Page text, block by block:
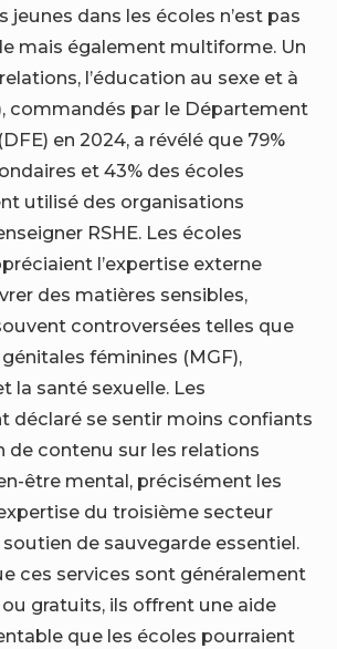
jeunes dans les écoles n’est pas
mais également multiforme. Un
l’éducation au sexe et à
commandés par le Département
en 2024, a révélé que 79%
et 43% des écoles
utilisé des organisations
RSHE. Les écoles
l’expertise externe
des matières sensibles,
controversées telles que
féminines (MGF),
la santé sexuelle. Les
déclaré se sentir moins confiants
de contenu sur les relations
être mental, précisément les
du troisième secteur
de sauvegarde essentiel.
ces services sont généralement
gratuits, ils offrent une aide
que les écoles pourraient